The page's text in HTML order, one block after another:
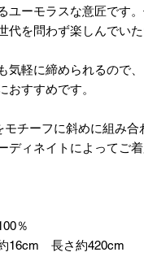
ユーモラスな意匠です
代を問わず楽しんでいた
気軽に締められるので
おすすめです。
モチーフに斜めに組み
ディネイトによってご
％
16cm 長さ約420cm